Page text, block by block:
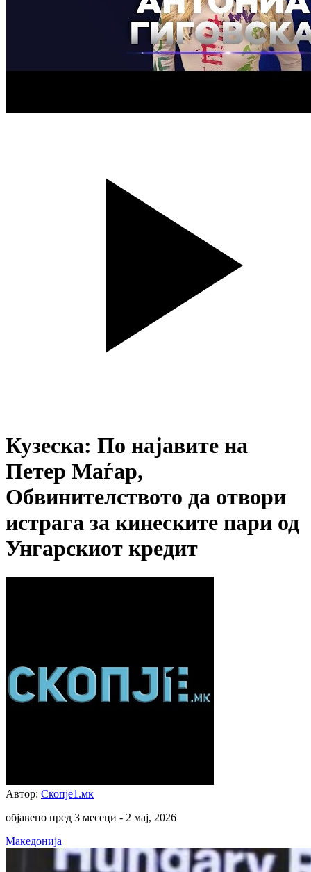
Кузеска: По најавите на
Петер Маѓар,
Обвинителството да отвори
истрага за кинеските пари од
Унгарскиот кредит
Автор: Скопје1.мк
објавено пред 3 месеци - 2 мај, 2026
Македонија